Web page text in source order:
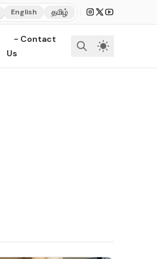
English தமிழ்
- Contact
Us